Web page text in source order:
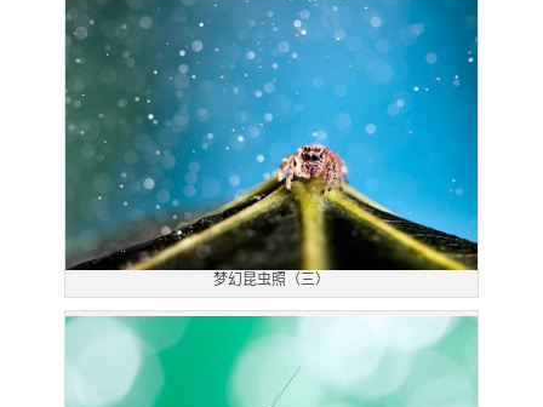
梦幻昆虫照（三）